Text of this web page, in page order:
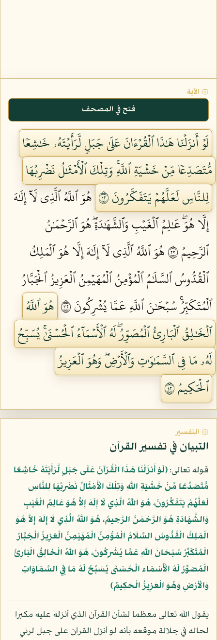
۞ الآية
فتح في المصحف
لَوۡ أَنزَلۡنَا هَٰذَا ٱلۡقُرۡءَانَ عَلَىٰ جَبَلٖ لَّرَأَيۡتَهُۥ خَٰشِعٗا
مُّتَصَدِّعٗا مِّنۡ خَشۡيَةِ ٱللَّهِۚ وَتِلۡكَ ٱلۡأَمۡثَٰلُ نَضۡرِبُهَا
لِلنَّاسِ لَعَلَّهُمۡ يَتَفَكَّرُونَ ٢١
هُوَ ٱللَّهُ ٱلَّذِي لَآ إِلَٰهَ
إِلَّا هُوَۖ عَٰلِمُ ٱلۡغَيۡبِ وَٱلشَّهَٰدَةِۖ هُوَ ٱلرَّحۡمَٰنُ
ٱلرَّحِيمُ ٢٢
هُوَ ٱللَّهُ ٱلَّذِي لَآ إِلَٰهَ إِلَّا هُوَ ٱلۡمَلِكُ
ٱلۡقُدُّوسُ ٱلسَّلَٰمُ ٱلۡمُؤۡمِنُ ٱلۡمُهَيۡمِنُ ٱلۡعَزِيزُ ٱلۡجَبَّارُ
ٱلۡمُتَكَبِّرُۚ سُبۡحَٰنَ ٱللَّهِ عَمَّا يُشۡرِكُونَ ٢٣
هُوَ ٱللَّهُ
ٱلۡخَٰلِقُ ٱلۡبَارِئُ ٱلۡمُصَوِّرُۖ لَهُ ٱلۡأَسۡمَآءُ ٱلۡحُسۡنَىٰۚ يُسَبِّحُ
لَهُۥ مَا فِي ٱلسَّمَٰوَٰتِ وَٱلۡأَرۡضِۖ وَهُوَ ٱلۡعَزِيزُ
ٱلۡحَكِيمُ ٢٤
۞ التفسير
التبيان في تفسير القرآن
قوله تعالى:﴿لَوْ أَنزَلْنَا هَذَا الْقُرْآنَ عَلَى جَبَلٍ لَّرَأَيْتَهُ خَاشِعًا
مُّتَصَدِّعًا مِّنْ خَشْيَةِ اللَّهِ وَتِلْكَ الْأَمْثَالُ نَضْرِبُهَا لِلنَّاسِ
لَعَلَّهُمْ يَتَفَكَّرُونَ، هُوَ اللَّهُ الَّذِي لَا إِلَهَ إِلاَّ هُوَ عَالِمُ الْغَيْبِ
وَالشَّهَادَةِ هُوَ الرَّحْمَنُ الرَّحِيمُ، هُوَ اللَّهُ الَّذِي لَا إِلَهَ إِلاَّ هُوَ
الْمَلِكُ الْقُدُّوسُ السَّلَامُ الْمُؤْمِنُ الْمُهَيْمِنُ الْعَزِيزُ الْجَبَّارُ
الْمُتَكَبِّرُ سُبْحَانَ اللَّهِ عَمَّا يُشْرِكُونَ، هُوَ اللَّهُ الْخَالِقُ الْبَارِئُ
الْمُصَوِّرُ لَهُ الْأَسْمَاء الْحُسْنَى يُسَبِّحُ لَهُ مَا فِي السَّمَاوَاتِ
وَالْأَرْضِ وَهُوَ الْعَزِيزُ الْحَكِيمُ﴾
يقول الله تعالى معظما لشأن القرآن الذي أنزله عليه مكبرا
لحاله في جلالة موقعه بأنه لو أنزل القرآن على جبل لرئي